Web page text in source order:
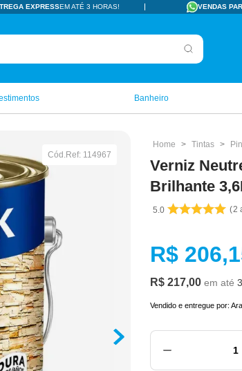
EXPRESSEM ATÉ 3 HORAS! VENDAS
Banheiro
Cód.Ref: 114967
Tintas
Verniz
Brilhante
5.0 2
R$ 206,
R$ 217,00 em até
Vendido e entregue por: